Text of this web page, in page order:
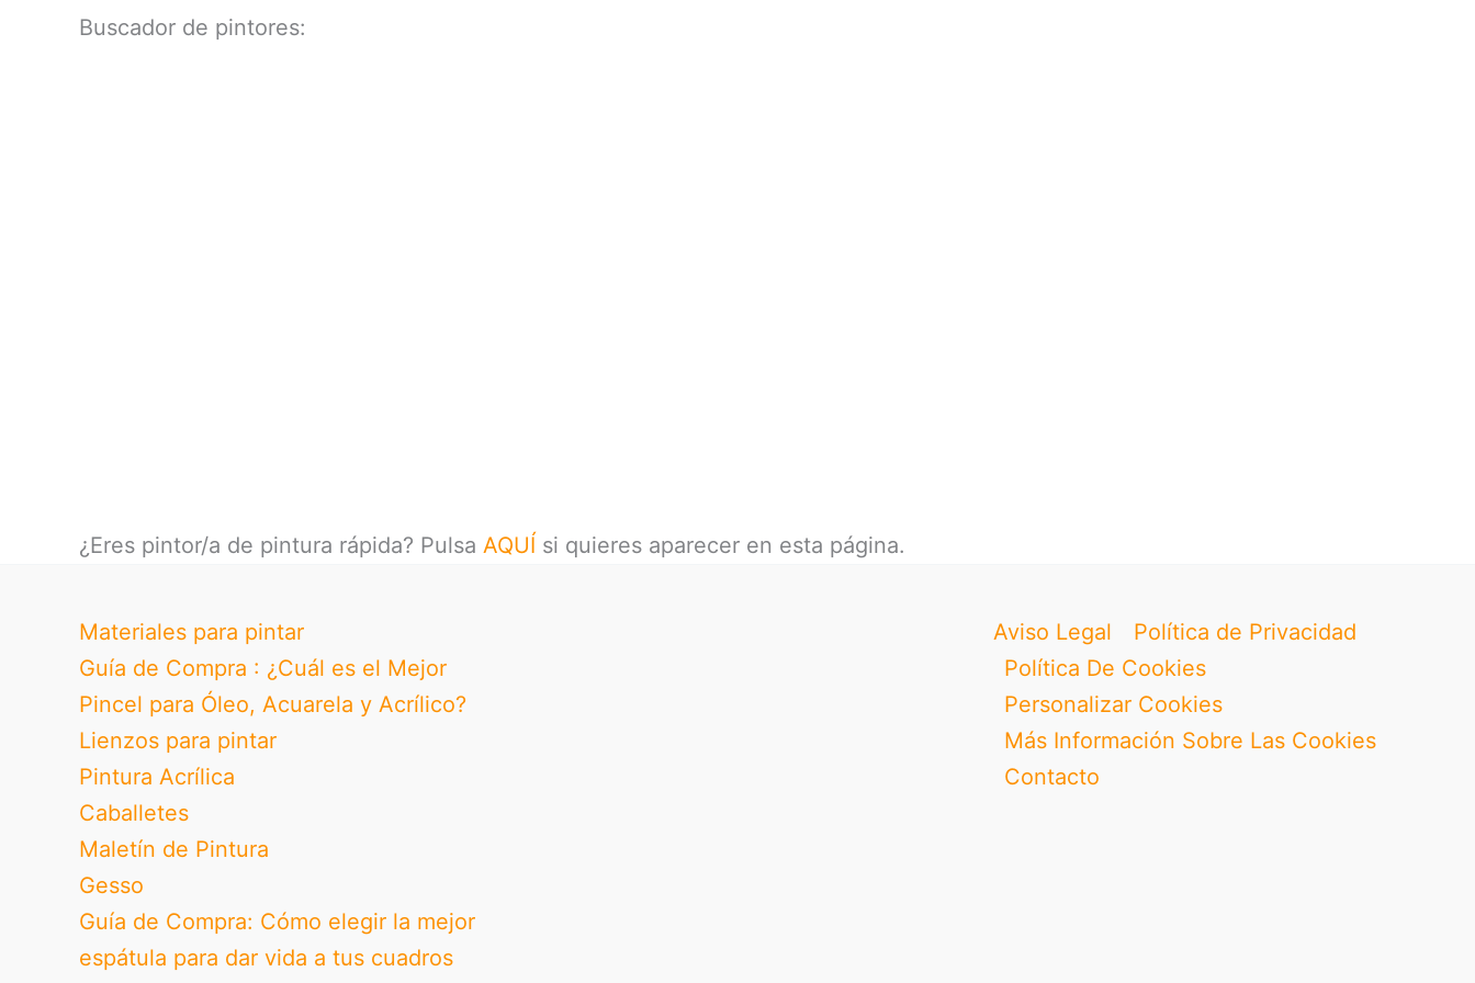
Buscador de pintores:
¿Eres pintor/a de pintura rápida? Pulsa AQUÍ si quieres aparecer en esta página.
Materiales para pintar
Guía de Compra : ¿Cuál es el Mejor
Pincel para Óleo, Acuarela y Acrílico?
Lienzos para pintar
Pintura Acrílica
Caballetes
Maletín de Pintura
Gesso
Guía de Compra: Cómo elegir la mejor
espátula para dar vida a tus cuadros
Aviso Legal
Política de Privacidad
Política De Cookies
Personalizar Cookies
Más Información Sobre Las Cookies
Contacto